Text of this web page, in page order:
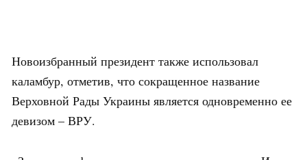
Новоизбранный президент также использовал
каламбур, отметив, что сокращенное название
Верховной Рады Украины является одновременно ее
девизом – ВРУ.